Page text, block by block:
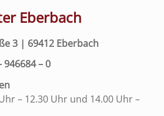
Eberbach
3 | 69412 Eberbach
946684 – 0
– 12.30 Uhr und 14.00 Uhr –